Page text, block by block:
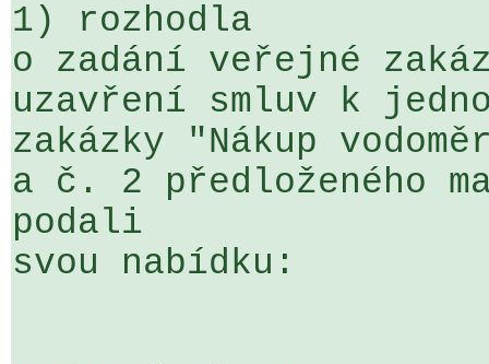
1) rozhodla
o zadání veřejné
uzavření smluv k
zakázky "Nákup
a č. 2 předloženého
podali
svou nabídku: